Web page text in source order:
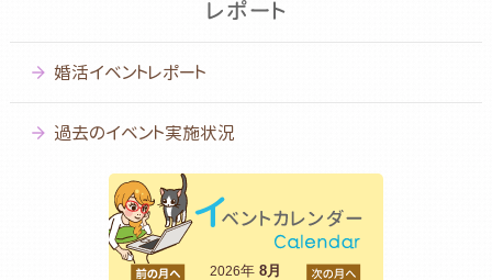
婚活イベントレポート
過去のイベント実施状況
2026年8月